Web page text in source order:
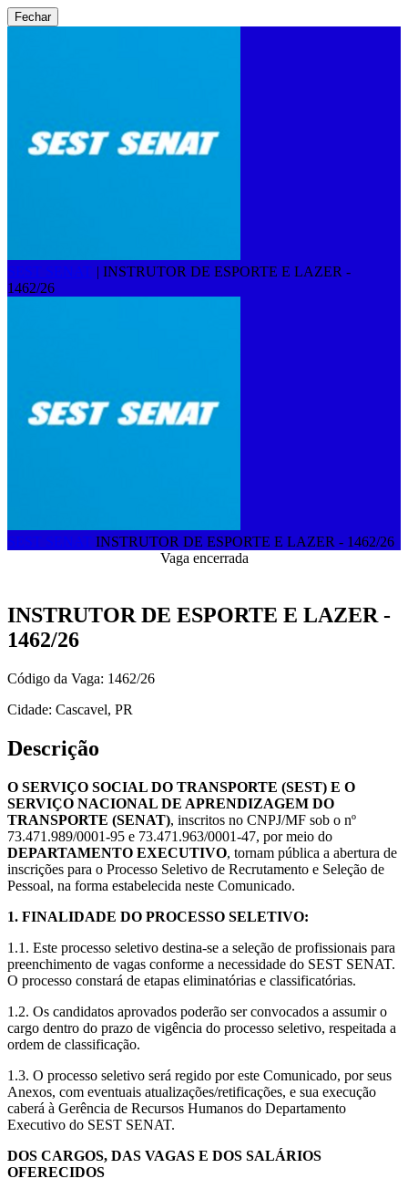
Fechar
SEST SENAT | INSTRUTOR DE ESPORTE E LAZER -
1462/26
SEST SENAT INSTRUTOR DE ESPORTE E LAZER - 1462/26
Vaga encerrada
INSTRUTOR DE ESPORTE E LAZER -
1462/26
Código da Vaga: 1462/26
Cidade: Cascavel, PR
Descrição
O SERVIÇO SOCIAL DO TRANSPORTE (SEST) E O
SERVIÇO NACIONAL DE APRENDIZAGEM DO
TRANSPORTE (SENAT), inscritos no CNPJ/MF sob o nº
73.471.989/0001-95 e 73.471.963/0001-47, por meio do
DEPARTAMENTO EXECUTIVO, tornam pública a abertura de
inscrições para o Processo Seletivo de Recrutamento e Seleção de
Pessoal, na forma estabelecida neste Comunicado.
1. FINALIDADE DO PROCESSO SELETIVO:
1.1. Este processo seletivo destina-se a seleção de profissionais para
preenchimento de vagas conforme a necessidade do SEST SENAT.
O processo constará de etapas eliminatórias e classificatórias.
1.2. Os candidatos aprovados poderão ser convocados a assumir o
cargo dentro do prazo de vigência do processo seletivo, respeitada a
ordem de classificação.
1.3. O processo seletivo será regido por este Comunicado, por seus
Anexos, com eventuais atualizações/retificações, e sua execução
caberá à Gerência de Recursos Humanos do Departamento
Executivo do SEST SENAT.
DOS CARGOS, DAS VAGAS E DOS SALÁRIOS
OFERECIDOS